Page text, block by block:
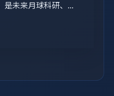
是未来月球科研、...